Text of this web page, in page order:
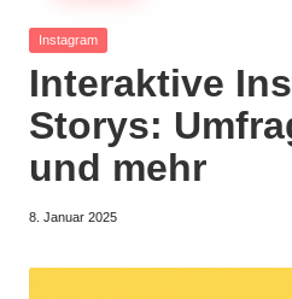
l
a
g
e
n
3
6
Posted
Instagram
Interaktive
Storys:
und mehr
8. Januar 2025